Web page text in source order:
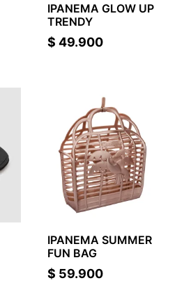
IPANEMA GLOW UP
TRENDY
$ 49.900
IPANEMA SUMMER
FUN BAG
$ 59.900